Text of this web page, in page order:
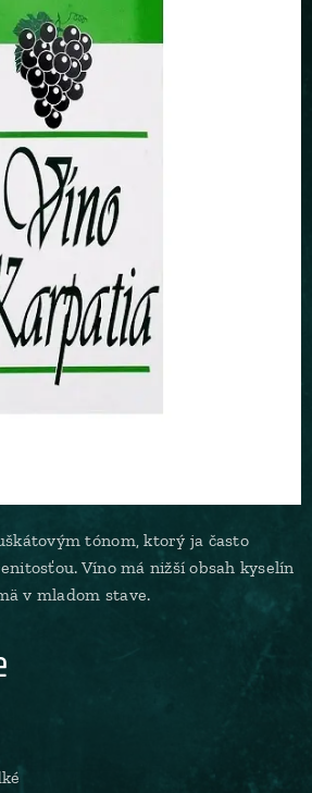
tónom, ktorý ja často
Víno má nižší obsah kyselín
v mladom stave.